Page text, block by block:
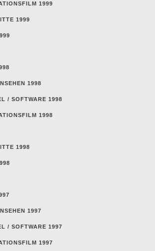
1999
1999
1998
/ SOFTWARE 1998
1998
1998
1997
/ SOFTWARE 1997
1997